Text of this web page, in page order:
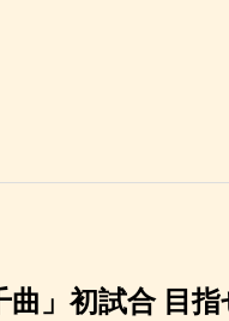
曲」初試合